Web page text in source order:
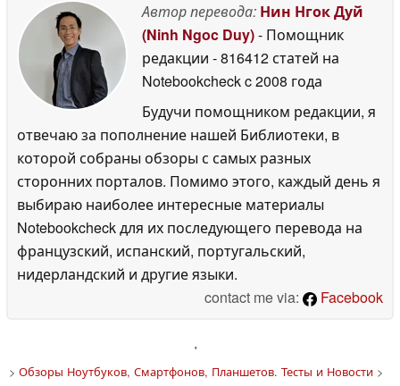
Автор перевода: Нин Нгок Дуй
(Ninh Ngoc Duy)- Помощник
редакции - 816412 статей на
Notebookcheckc 2008 года
Будучи помощником редакции, я
отвечаю за пополнение нашей Библиотеки, в
которой собраны обзоры с самых разных
сторонних порталов. Помимо этого, каждый день я
выбираю наиболее интересные материалы
Notebookcheck для их последующего перевода на
французский, испанский, португальский,
нидерландский и другие языки.
contact me via:
Facebook
'
> Обзоры Ноутбуков, Смартфонов, Планшетов. Тесты и Новости>